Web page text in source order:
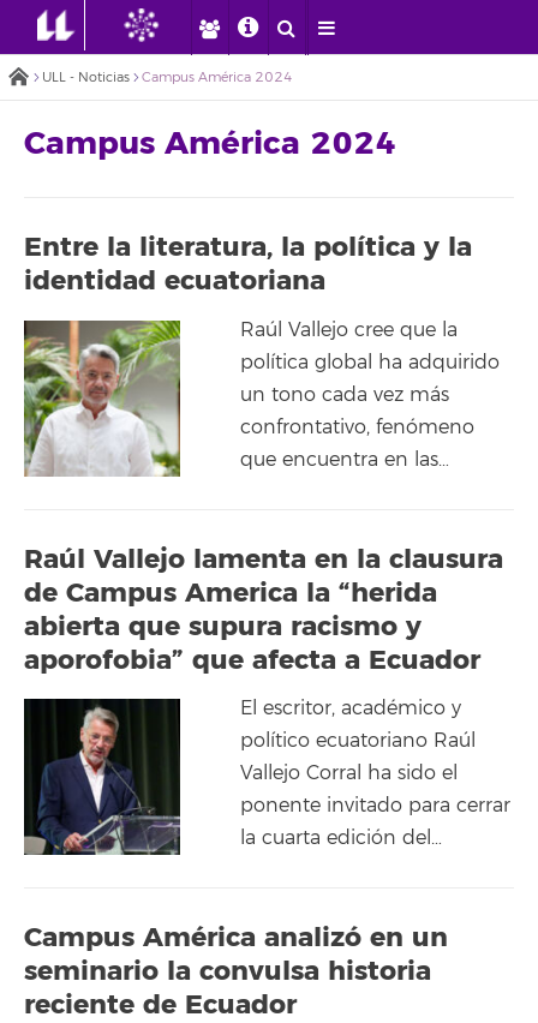
ULL - Noticias Campus América 2024
Campus América 2024
Entre la literatura, la política y la
identidad ecuatoriana
Raúl Vallejo cree que la
política global ha adquirido
un tono cada vez más
confrontativo, fenómeno
que encuentra en las…
Raúl Vallejo lamenta en la clausura
de Campus America la “herida
abierta que supura racismo y
aporofobia” que afecta a Ecuador
El escritor, académico y
político ecuatoriano Raúl
Vallejo Corral ha sido el
ponente invitado para cerrar
la cuarta edición del…
Campus América analizó en un
seminario la convulsa historia
reciente de Ecuador